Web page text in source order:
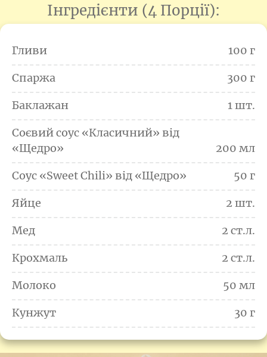
Інгредієнти (4 Порції):
Гливи
100 г
Спаржа
300 г
Баклажан
1 шт.
Соєвий соус «Класичний» від
«Щедро»
200 мл
Соус «Sweet Chili» від «Щедро»
50 г
Яйце
2 шт.
Мед
2 ст.л.
Крохмаль
2 ст.л.
Молоко
50 мл
Кунжут
30 г